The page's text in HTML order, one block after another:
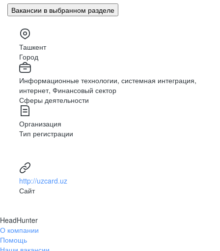
Вакансии в выбранном разделе
Ташкент
Город
Информационные технологии, системная интеграция,
интернет, Финансовый сектор
Сферы деятельности
Организация
Тип регистрации
http://uzcard.uz
Сайт
HeadHunter
О компании
Помощь